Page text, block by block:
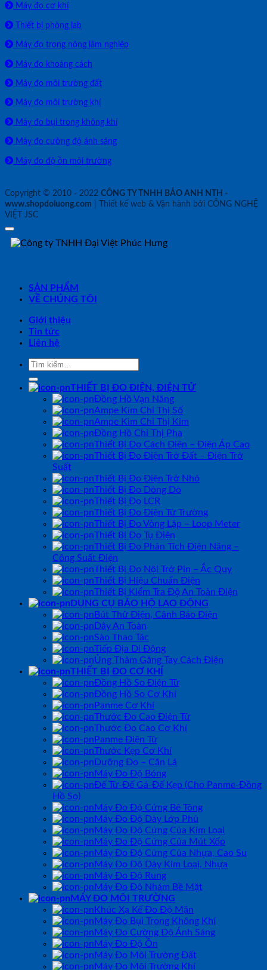
Máy đo cơ khí
Thiết bị phòng lab
Máy đo trong nông lâm nghiệp
Máy đo khoảng cách
Máy đo môi trường đất
Máy đo môi trường khí
Máy đo bụi trong không khí
Máy đo cường độ ánh sáng
Máy đo độ ồn môi trường
Copyright © 2010 - 2022 CÔNG TY TNHH BẢO ANH NTH -
www.shopdoluong.com | Thiết kế web & Vận hành bởi CÔNG NGHỆ
VIỆT JSC
SẢN PHẨM
VỀ CHÚNG TÔI
Giới thiệu
Tin tức
Liên hệ
Tìm
THIẾT BỊ ĐO ĐIỆN, ĐIỆN TỬ
Đồng Hồ Vạn Năng
Ampe Kìm Chỉ Thị Số
Ampe Kìm Chỉ Thị Kim
Đồng Hồ Chỉ Thị Pha
Thiết Bị Đo Cách Điện – Điện Áp Cao
Thiết Bị Đo Điện Trở Đất – Điện Trở
Suất
Thiết Bị Đo Điện Trở Nhỏ
Thiết Bị Đo Dòng Dò
Thiết Bị Đo LCR
Thiết Bị Đo Điện Từ Trường
Thiết Bị Đo Vòng Lặp – Loop Meter
Thiết Bị Đo Tụ Điện
Thiết Bị Đo Phân Tích Điện Năng –
Công Suất Điện
Thiết Bị Đo Nội Trở Pin – Ắc Quy
Thiết Bị Hiệu Chuẩn Điện
Thiết Bị Kiểm Tra Độ An Toàn Điện
DỤNG CỤ BẢO HỘ LAO ĐỘNG
Bút Thử Điện, Cảnh Báo Điện
Dây An Toàn
Sào Thao Tác
Tiếp Địa Di Động
Ủng Thảm Găng Tay Cách Điện
THIẾT BỊ ĐO CƠ KHÍ
Đồng Hồ So Điện Tử
Đồng Hồ So Cơ Khí
Panme Cơ Khí
Thước Đo Cao Điện Tử
Thước Đo Cao Cơ Khí
Panme Điện Tử
Thước Kẹp Cơ Khí
Dưỡng Đo – Căn Lá
Máy Đo Độ Bóng
Đế Từ-Đế Gá-Đế Kẹp (Cho Panme-Đồng
Hồ So)
Máy Đo Độ Cứng Bê Tông
Máy Đo Độ Dày Lớp Phủ
Máy Đo Độ Cứng Của Kim Loại
Máy Đo Độ Cứng Của Mút Xốp
Máy Đo Độ Cứng Của Nhựa, Cao Su
Máy Đo Độ Dày Kim Loại, Nhựa
Máy Đo Độ Rung
Máy Đo Độ Nhám Bề Mặt
MÁY ĐO MÔI TRƯỜNG
Khúc Xạ Kế Đo Độ Mặn
Máy Đo Bụi Trong Không Khí
Máy Đo Cường Độ Ánh Sáng
Máy Đo Độ Ồn
Máy Đo Môi Trường Đất
Máy Đo Môi Trường Khí